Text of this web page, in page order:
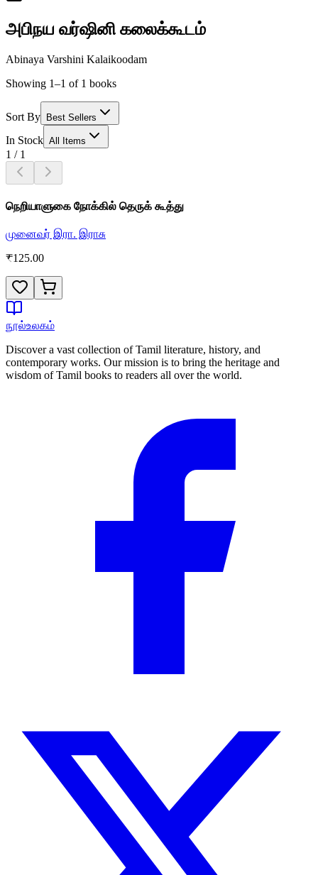
அபிநய வர்ஷினி கலைக்கூடம்
Abinaya Varshini Kalaikoodam
Showing 1–1 of 1 books
Sort By Best Sellers
In Stock All Items
1 / 1
நெறியாளுகை நோக்கில் தெருக் கூத்து
முனைவர் இரா. இராசு
₹125.00
நூல்உலகம்
Discover a vast collection of Tamil literature, history, and
contemporary works. Our mission is to bring the heritage and
wisdom of Tamil books to readers all over the world.